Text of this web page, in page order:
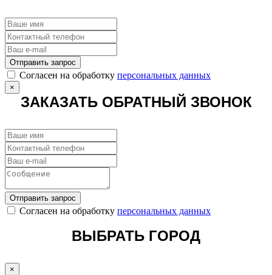
Отправить запрос
Cогласен на обработку персональных данных
×
ЗАКАЗАТЬ ОБРАТНЫЙ ЗВОНОК
Отправить запрос
Cогласен на обработку персональных данных
ВЫБРАТЬ ГОРОД
×